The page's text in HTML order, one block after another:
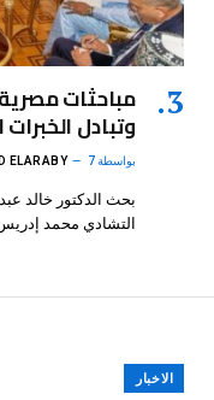
مباحثات
وتبادل
بواسطة ELARABY 7 أغسطس، 2026
بحث الدكتور خالد
التشادي محمد
الاخبار